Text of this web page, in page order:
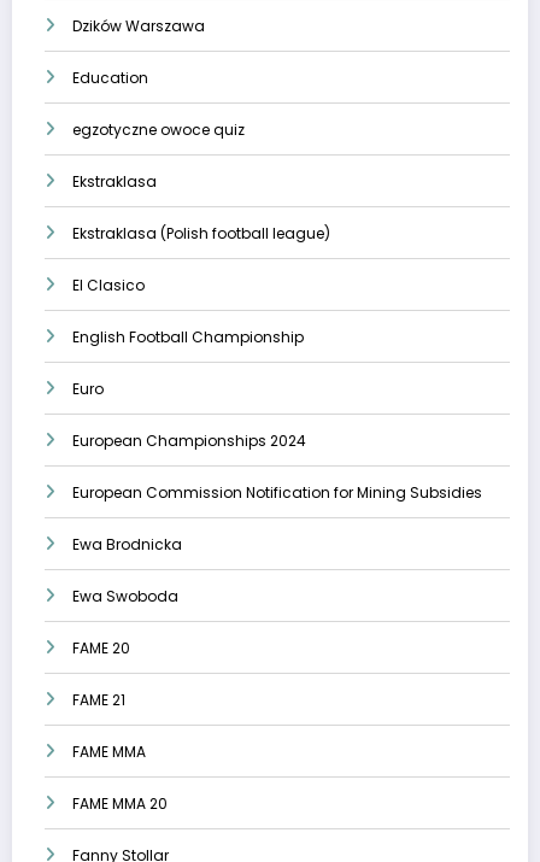
Dzików Warszawa
Education
egzotyczne owoce quiz
Ekstraklasa
Ekstraklasa (Polish football league)
El Clasico
English Football Championship
Euro
European Championships 2024
European Commission Notification for Mining Subsidies
Ewa Brodnicka
Ewa Swoboda
FAME 20
FAME 21
FAME MMA
FAME MMA 20
Fanny Stollar